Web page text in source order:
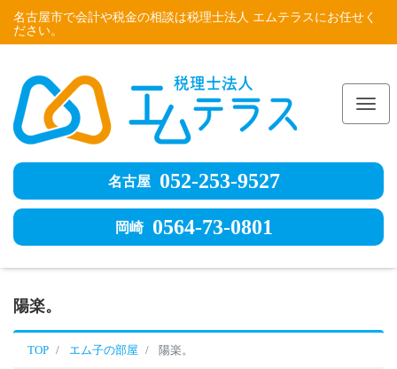
名古屋市で会計や税金の相談は税理士法人 エムテラスにお任せく
ださい。
名古屋 052-253-9527
岡崎 0564-73-0801
陽楽。
TOP エム子の部屋 陽楽。